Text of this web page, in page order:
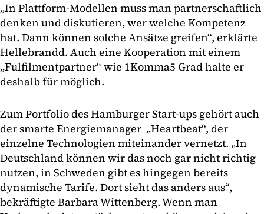
„In Plattform-Modellen muss man partnerschaftlich
denken und diskutieren, wer welche Kompetenz
hat. Dann können solche Ansätze greifen“, erklärte
Hellebrandd. Auch eine Kooperation mit einem
„Fulfilmentpartner“ wie 1Komma5 Grad halte er
deshalb für möglich.
Zum Portfolio des Hamburger Start-ups gehört auch
der smarte Energiemanager „Heartbeat“, der
einzelne Technologien miteinander vernetzt. „In
Deutschland können wir das noch gar nicht richtig
nutzen, in Schweden gibt es hingegen bereits
dynamische Tarife. Dort sieht das anders aus“,
bekräftigte Barbara Wittenberg. Wenn man